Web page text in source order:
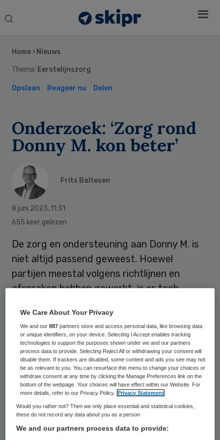
Search
Home › Nieuws
Thema: Eerstelijnszorg
Opslaan Reageer nu Delen
Onderzoek: ‘Zorg rond
Donny M. kon beter’
Frits Baltesen
8 juni 2023, 11:31
655 keer gelezen
De zorg en ondersteuning aan Donny M. is
niet altijd passend geweest. Hoewel
partijen meestal volgens richtlijnen en
afspraken hebben gewerkt, is er toch
van Toezicht Sociaal Domein.
M. wordt verdacht van het ontvoeren,
seksueel misbruiken en vermoorden van de
9-jarige Gino in juni 2022. De
verbeterpunten zitten volgens het rapport
vooral in de onderlinge samenwerking
tussen partijen in het straf-, zorg- en
Sidebar
We Care About Your Privacy
We and our887 partners store and access personal data, like browsing data
or unique identifiers, on your device. Selecting I Accept enables tracking
technologies to support the purposes shown under we and our partners
process data to provide. Selecting Reject All or withdrawing your consent will
disable them. If trackers are disabled, some content and ads you see may not
be as relevant to you. You can resurface this menu to change your choices or
withdraw consent at any time by clicking the Manage Preferences link on the
bottom of the webpage. Your choices will have effect within our Website. For
more details, refer to our Privacy Policy.
Privacy Statement
Would you rather not? Then we only place essential and statistical cookies,
these do not record any data about you as a person
We and our partners process data to provide: